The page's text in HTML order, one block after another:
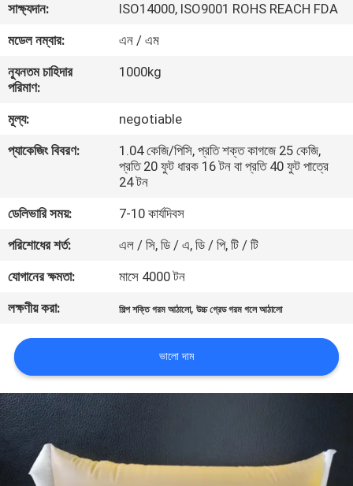
কারখানা
ভ্রমণ
নিয়ন্ত্রণ
সাথে
যোগাযোগ
খবর
মামলা
একটি
উদ্ধৃতি
অনুরোধ
সাক্ষ্যদান:
ISO14000, ISO9001 ROHS REACH FDA
মডেল নম্বার:
এন / এম
ন্যূনতম চাহিদার
পরিমাণ:
1000kg
মূল্য:
negotiable
প্যাকেজিং বিবরণ:
1.04 কেজি/পিসি, প্রতি শক্ত কাগজে 25 কেজি,
প্রতি 20 ফুট ধারক 16 টন বা প্রতি 40 ফুট পাত্রে
24 টন
ডেলিভারি সময়:
7-10 কার্যদিবস
পরিশোধের শর্ত:
এল / সি, ডি / এ, ডি / পি, টি / টি
যোগানের ক্ষমতা:
মাসে 4000 টন
লক্ষণীয় করা:
শিল্প শক্তি গরম আঠালো,উচ্চ গ্রেড গরম গলে আঠালো
ভালো দাম